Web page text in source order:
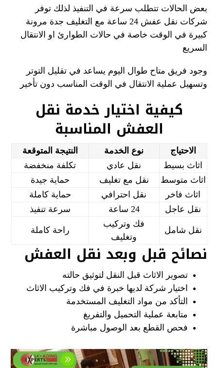
بعض الحالات تتطلب سرعة في التنفيذ لذلك توفر
شركات نقل عفش 24 ساعة مع التغليف جدة مرونة
كبيرة في الوقت خاصة في حالات الطوارئ او الانتقال
السريع
وجود فريق متاح طوال اليوم يساعد في تقليل التوتر
وتسهيل عملية الانتقال في الوقت المناسب دون تأخير
كيفية اختيار خدمة نقل
العفش المناسبة
الاحتياج نوع الخدمة
النتيجة المتوقعة
اثاث بسيط
نقل عادي
تكلفة منخفضة
اثاث متوسط
نقل مع تغليف
حماية جيدة
اثاث فاخر
نقل احترافي
حماية كاملة
نقل عاجل
24 ساعة سرعة تنفيذ
نقل شامل
فك وتركيب
وتغليف
راحة كاملة
نصائح قبل وبعد نقل العفش
تصوير الاثاث قبل النقل لتوثيق حالته
اختيار شركة لديها خبرة في فك وتركيب الاثاث
التأكد من مواد التغليف المستخدمة
متابعة عملية التحميل والتفريغ
فحص القطع بعد الوصول مباشرة